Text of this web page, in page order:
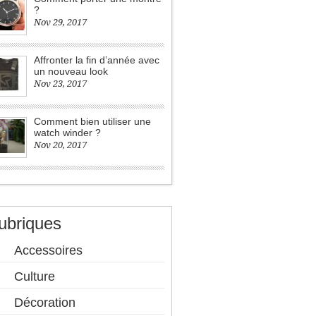
?
Nov 29, 2017
Affronter la fin d’année avec
un nouveau look
Nov 23, 2017
Comment bien utiliser une
watch winder ?
Nov 20, 2017
Accessoires
Culture
Décoration